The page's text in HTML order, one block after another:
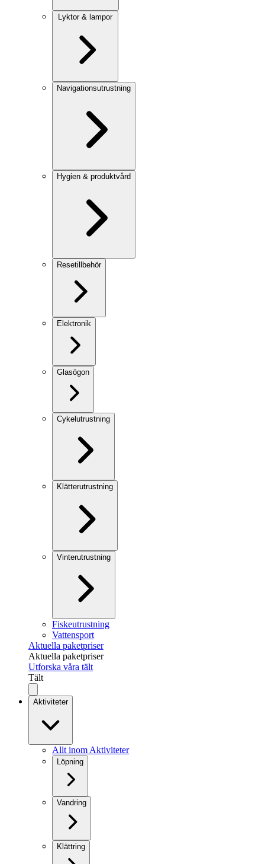
Lyktor & lampor
Navigationsutrustning
Hygien & produktvård
Resetillbehör
Elektronik
Glasögon
Cykelutrustning
Klätterutrustning
Vinterutrustning
Fiskeutrustning
Vattensport
Aktuella paketpriser
Aktuella paketpriser
Utforska våra tält
Tält
Aktiviteter
Allt inom Aktiviteter
Löpning
Vandring
Klättring